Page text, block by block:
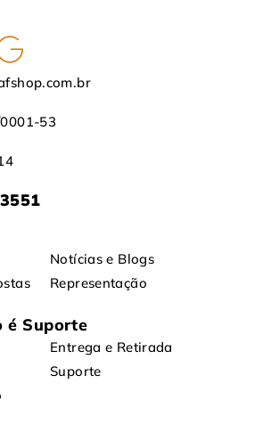
53
Notícias e Blogs
Representação
é Suporte
Entrega e Retirada
Suporte